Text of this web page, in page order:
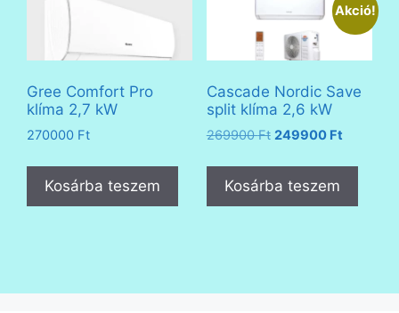
Gree Comfort Pro
klíma 2,7 kW
270000 Ft
Kosárba teszem
Akció!
Cascade Nordic Save
split klíma 2,6 kW
269900Ft Original
was:
269900 Ft.
249900 FtCurrent
is:
Kosárba teszem